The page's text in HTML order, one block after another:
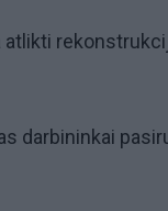
atlikti
darbininkai